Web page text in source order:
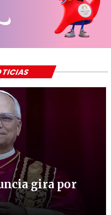
gira por